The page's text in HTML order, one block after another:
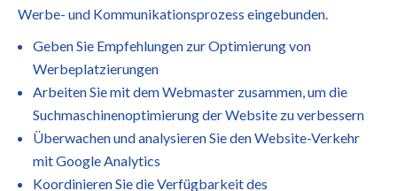
Werbe- und Kommunikationsprozess eingebunden.
Geben Sie Empfehlungen zur Optimierung von
Werbeplatzierungen
Arbeiten Sie mit dem Webmaster zusammen, um die
Suchmaschinenoptimierung der Website zu verbessern
Überwachen und analysieren Sie den Website-Verkehr
mit Google Analytics
Koordinieren Sie die Verfügbarkeit des